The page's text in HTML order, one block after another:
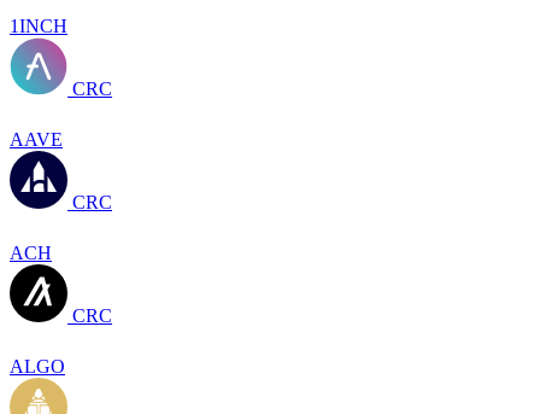
1INCH
CRC
AAVE
CRC
ACH
CRC
ALGO